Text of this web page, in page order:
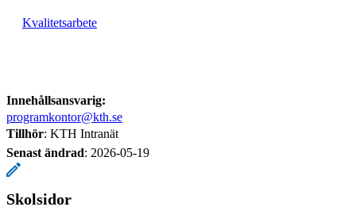
Kvalitetsarbete
Innehållsansvarig:
programkontor@kth.se
Tillhör: KTH Intranät
Senast ändrad: 2026-05-19
Skolsidor